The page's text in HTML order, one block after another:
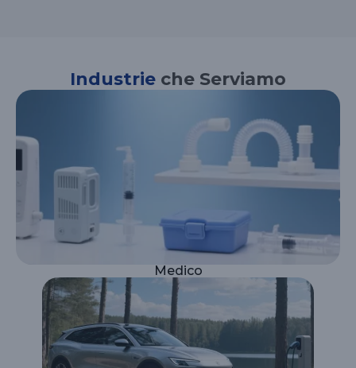
Industrie che Serviamo
Medico